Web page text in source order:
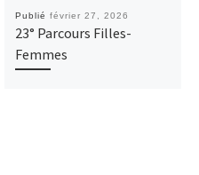
Publié février 27, 2026
23° Parcours Filles-
Femmes